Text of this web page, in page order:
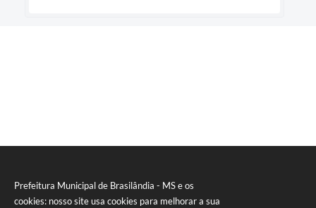
Prefeitura Municipal de Brasilândia - MS e os
cookies: nosso site usa cookies para melhorar a sua